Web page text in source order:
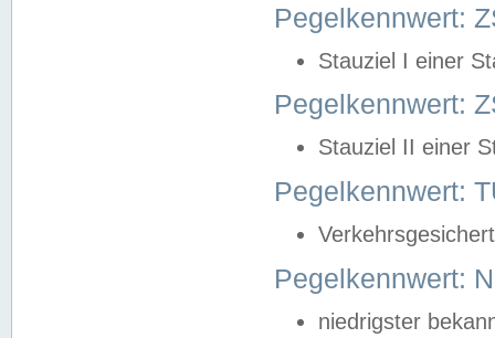
Pegelkennwert:
Stauziel I einer
Pegelkennwert:
Stauziel II einer
Pegelkennwert:
Pegelkennwert:
niedrigster